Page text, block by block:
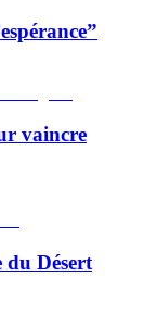
vaincre
du Désert